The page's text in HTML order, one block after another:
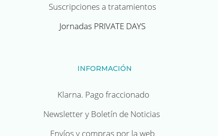
Suscripciones a tratamientos
Jornadas PRIVATE DAYS
INFORMACIÓN
Klarna. Pago fraccionado
Newsletter y Boletín de Noticias
Envíos y compras por la web